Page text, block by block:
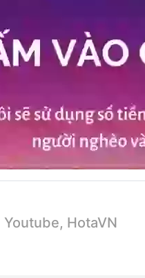
Youtube, HotaVN